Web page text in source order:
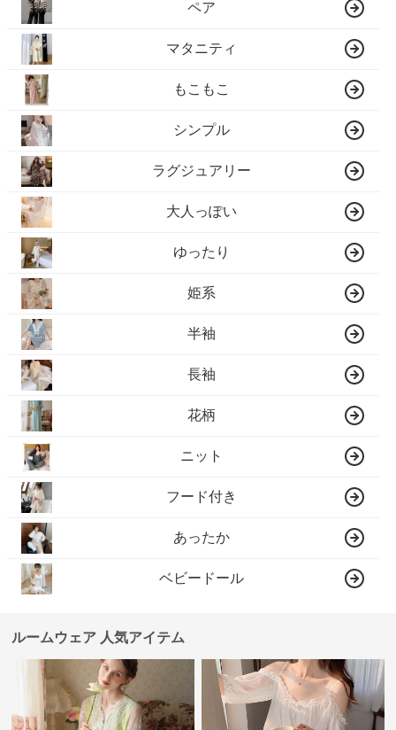
ペア
マタニティ
もこもこ
シンプル
ラグジュアリー
大人っぽい
ゆったり
姫系
半袖
長袖
花柄
ニット
フード付き
あったか
ベビードール
ルームウェア 人気アイテム